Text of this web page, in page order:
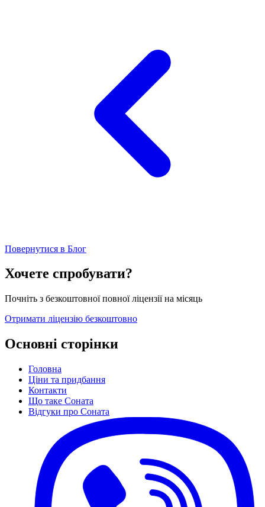
Повернутися в Блог
Хочете спробувати?
Почніть з безкоштовної повної ліцензії на місяць
Отримати ліцензію безкоштовно
Основні сторінки
Головна
Ціни та придбання
Контакти
Що таке Соната
Відгуки про Соната